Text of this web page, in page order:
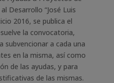
Desarrollo “José Luis
2016, se publica el
la convocatoria,
subvencionar a cada una
en la misma, así como
de las ayudas, y para
de las mismas.